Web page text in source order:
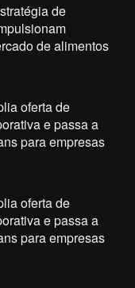
de
de alimentos
oferta de
e passa a
para empresas
oferta de
e passa a
para empresas